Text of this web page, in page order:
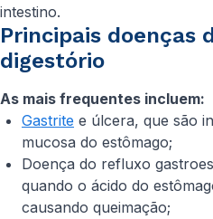
intestino.
Principais doenças
digestório
As mais frequentes incluem:
Gastrite e úlcera, que são
mucosa do estômago;
Doença do refluxo
quando o ácido do
causando queimação;